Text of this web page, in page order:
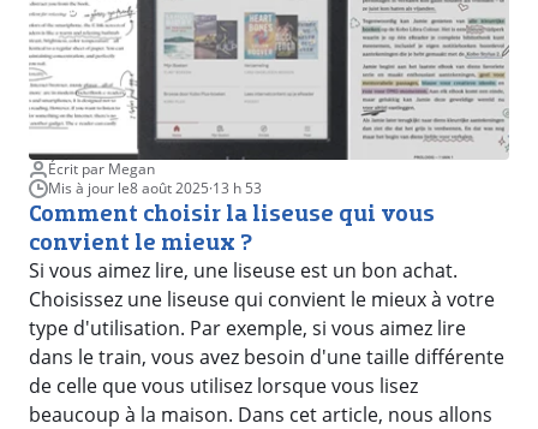
Écrit par Megan
Mis à jour le8 août 2025·13 h 53
Comment choisir la liseuse qui vous
convient le mieux ?
Si vous aimez lire, une liseuse est un bon achat.
Choisissez une liseuse qui convient le mieux à votre
type d'utilisation. Par exemple, si vous aimez lire
dans le train, vous avez besoin d'une taille différente
de celle que vous utilisez lorsque vous lisez
beaucoup à la maison. Dans cet article, nous allons